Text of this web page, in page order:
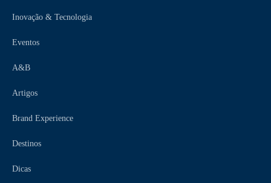
Inovação & Tecnologia
Eventos
A&B
Artigos
Brand Experience
Destinos
Dicas